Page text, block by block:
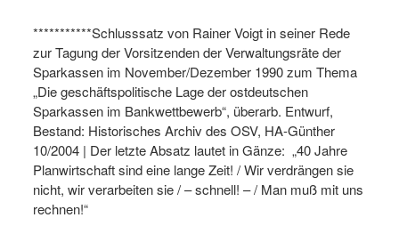
***********Schlusssatz von Rainer Voigt in seiner Rede
zur Tagung der Vorsitzenden der Verwaltungsräte der
Sparkassen im November/Dezember 1990 zum Thema
„Die geschäftspolitische Lage der ostdeutschen
Sparkassen im Bankwettbewerb“, überarb. Entwurf,
Bestand: Historisches Archiv des OSV, HA-Günther
10/2004 | Der letzte Absatz lautet in Gänze: „40 Jahre
Planwirtschaft sind eine lange Zeit! / Wir verdrängen sie
nicht, wir verarbeiten sie / – schnell! – / Man muß mit uns
rechnen!“